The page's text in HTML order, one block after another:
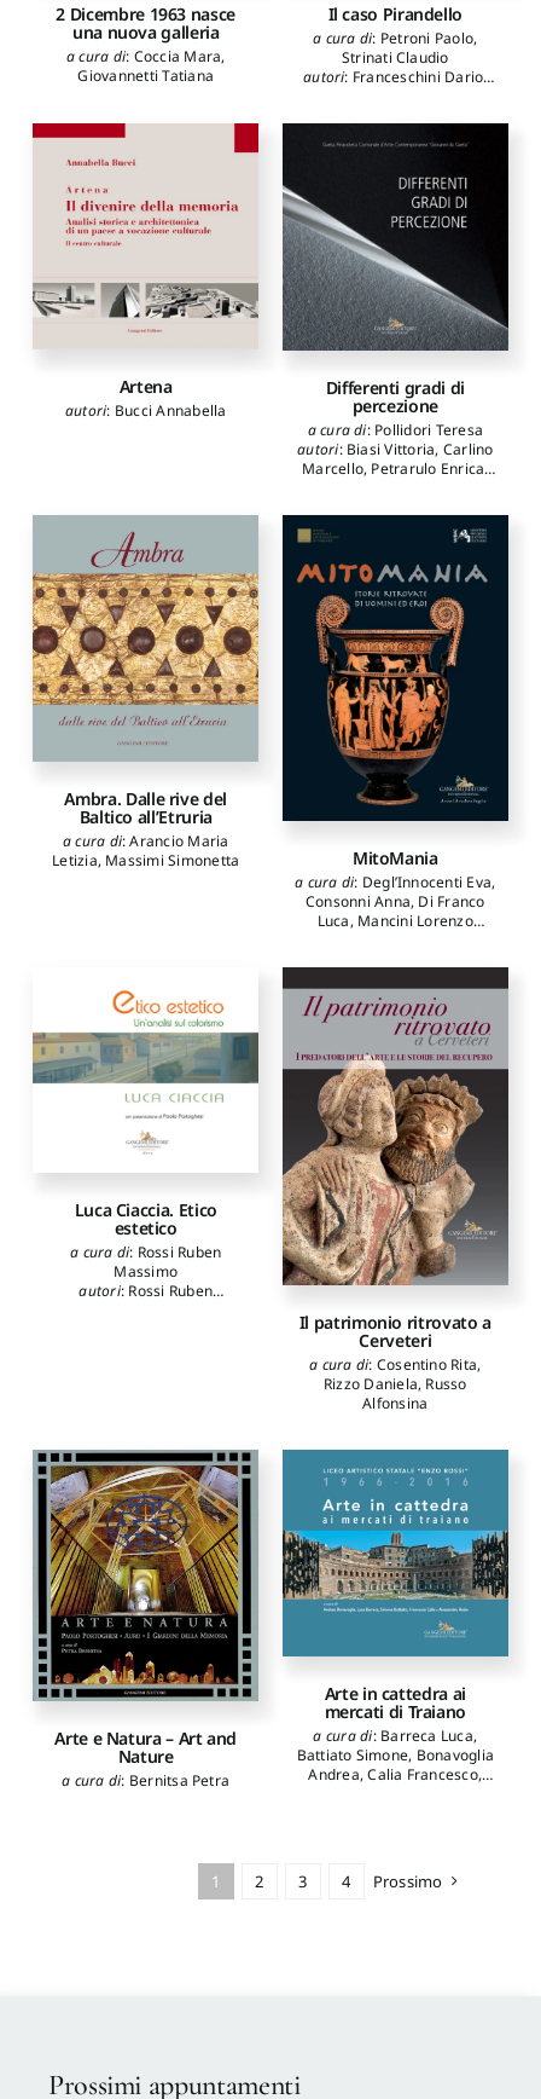
2 Dicembre 1963 nasce
una nuova galleria
a cura di: Coccia Mara,
Giovannetti Tatiana
Il caso Pirandello
a cura di: Petroni Paolo,
Strinati Claudio
autori: Franceschini Dario,
Lucia
Artena
autori: Bucci Annabella
Differenti gradi di
percezione
a cura di: Pollidori Teresa
autori: Biasi Vittoria, Carlino
Marcello, Petrarulo Enrica,
Ambra. Dalle rive del
Baltico all’Etruria
a cura di:Arancio Maria
Letizia, Massimi Simonetta MitoMania
a cura di: Degl’Innocenti Eva,
Consonni Anna, Di Franco
Luca, Mancini Lorenzo
Quarta Gianluca
,
Antonio, Maruccio Lucio,
D'Elia Marisa,Gueli Anna
M.,Stella Giuseppe,
Pasquale Stefania
Luca Ciaccia. Etico
estetico
a cura di: Rossi Ruben
Massimo
autori: Rossi Ruben
Il patrimonio ritrovato a
Cerveteri
a cura di: Cosentino Rita,
Rizzo Daniela, Russo
Alfonsina
Arte e Natura – Art and
Nature
a cura di: Bernitsa Petra
Arte in cattedra ai
mercati di Traiano
a cura di: Barreca Luca,
Battiato Simone, Bonavoglia
Andrea,Calia Francesco,
1 2 3 4 Prossimo
Prossimi appuntamenti